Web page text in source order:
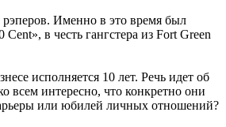
Именно в это время был
в честь гангстера из Fort Green
исполняется 10 лет. Речь идет об
всем интересно, что конкретно они
или юбилей личных отношений?